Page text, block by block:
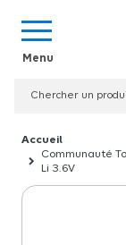
Communauté
Li 3.6V